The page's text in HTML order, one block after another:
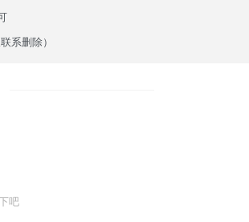
系删除）
吧